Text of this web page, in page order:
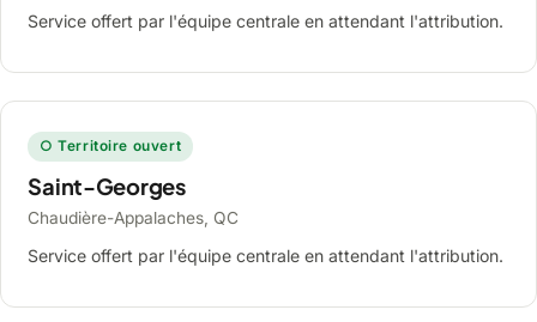
Service offert par l'équipe centrale en attendant l'attribution.
○ Territoire ouvert
Saint-Georges
Chaudière-Appalaches, QC
Service offert par l'équipe centrale en attendant l'attribution.